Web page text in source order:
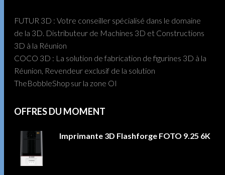
FUTUR 3D : Votre conseiller spécialisé dans le domaine
de la 3D. Distributeur de Machines 3D et Constructions
3D à la Réunion
COCO 3D : La solution de fabrication de figurines 3D à la
Réunion, Revendeur exclusif de la solution
TheBobbleShop sur la zone OI
OFFRES DU MOMENT
Imprimante 3D Flashforge FOTO 9.25 6K